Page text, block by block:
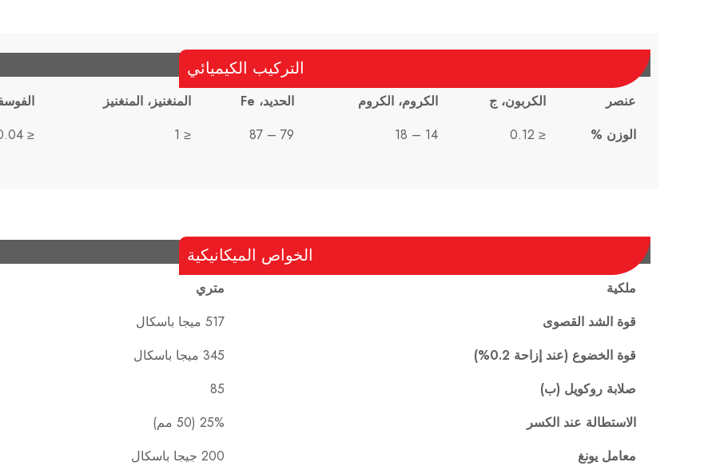
التركيب الكيميائي
عنصر الكربون، ج الكروم، الكروم الحديد، Fe المنغنيز، المنغنيز
الوزن %
≤ 0.12
14 – 18
79 – 87
≤ 1
≤ 0.04
الخواص الميكانيكية
ملكية
متري
قوة الشد القصوى
517 ميجا باسكال
قوة الخضوع (عند إزاحة 0.2%)
345 ميجا باسكال
صلابة روكويل (ب)
85
الاستطالة عند الكسر
25% (50 مم)
معامل يونغ
200 جيجا باسكال